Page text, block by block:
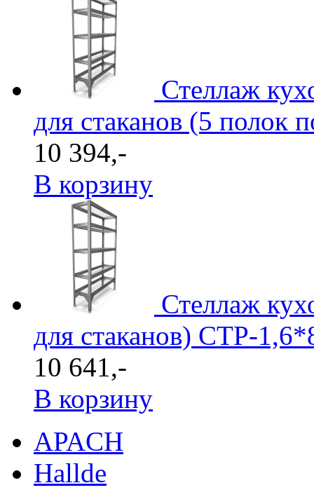
Стеллаж
для стаканов (5 полок
10 394,-
В корзину
Стеллаж
для стаканов) СТР-
10 641,-
В корзину
APACH
Hallde